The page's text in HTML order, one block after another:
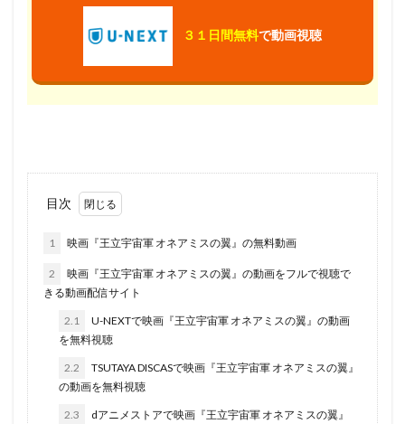
３１日間無料で動画視聴
目次
1 映画『王立宇宙軍 オネアミスの翼』の無料動画
2
映画『王立宇宙軍 オネアミスの翼』の動画をフルで視聴で
きる動画配信サイト
2.1
U-NEXTで映画『王立宇宙軍 オネアミスの翼』の動画
を無料視聴
2.2
TSUTAYA DISCASで映画『王立宇宙軍 オネアミスの翼』
の動画を無料視聴
2.3
dアニメストアで映画『王立宇宙軍 オネアミスの翼』